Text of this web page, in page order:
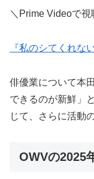
＼Prime Videoで視
『私のシてくれな
俳優業について本
できるのが新鮮」
じて、さらに活動
OWVの2025